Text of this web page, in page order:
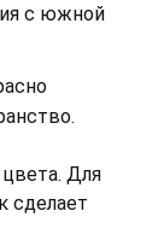
с южной
Для
сделает